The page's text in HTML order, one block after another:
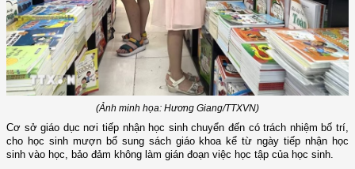
(Ảnh minh họa: Hương Giang/TTXVN)
Cơ sở giáo dục nơi tiếp nhận học sinh chuyển đến có trách nhiệm bố trí,
cho học sinh mượn bổ sung sách giáo khoa kể từ ngày tiếp nhận học
sinh vào học, bảo đảm không làm gián đoạn việc học tập của học sinh.